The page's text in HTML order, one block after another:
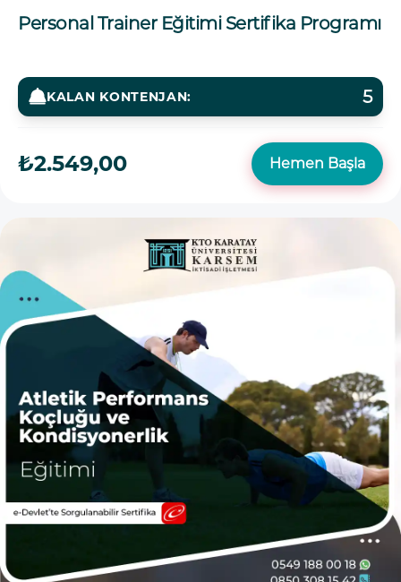
Personal Trainer Eğitimi Sertifika Programı
KALAN KONTENJAN: 5
₺2.549,00 Hemen Başla